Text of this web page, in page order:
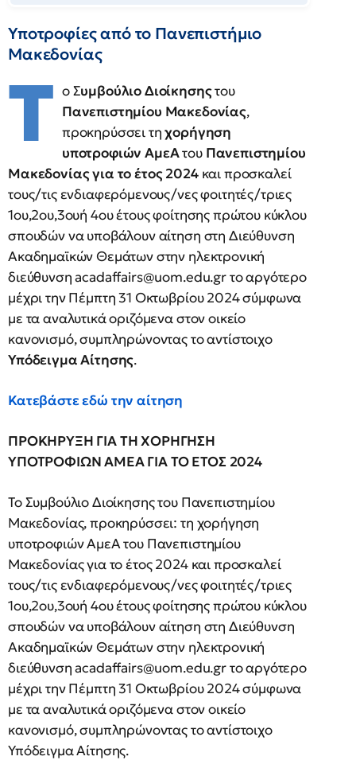
Υποτροφίες από το Πανεπιστήμιο
Μακεδονίας
Τ ο Συμβούλιο Διοίκησηςτου
Πανεπιστημίου Μακεδονίας,
προκηρύσσει τηχορήγηση
υποτροφιών ΑμεΑτουΠανεπιστημίου
Μακεδονίας για το έτος 2024και προσκαλεί
τους/τις ενδιαφερόμενους/νες φοιτητές/τριες
1ου,2ου,3ουή 4ου έτους φοίτησης πρώτου κύκλου
σπουδών να υποβάλουν αίτηση στη Διεύθυνση
Ακαδημαϊκών Θεμάτων στην ηλεκτρονική
διεύθυνσηacadaffairs@uom.edu.grτο αργότερο
μέχρι την Πέμπτη 31 Οκτωβρίου 2024 σύμφωνα
με τα αναλυτικά οριζόμενα στον οικείο
κανονισμό, συμπληρώνοντας το αντίστοιχο
Υπόδειγμα Αίτησης.
Κατεβάστε εδώ την αίτηση
ΠΡΟΚΗΡΥΞΗ ΓΙΑ ΤΗ ΧΟΡΗΓΗΣΗ
ΥΠΟΤΡΟΦΙΩΝ ΑΜΕΑ ΓΙΑ ΤΟ ΕΤΟΣ 2024
Το Συμβούλιο Διοίκησης του Πανεπιστημίου
Μακεδονίας, προκηρύσσει: τη χορήγηση
υποτροφιών ΑμεΑ του Πανεπιστημίου
Μακεδονίας για το έτος 2024 και προσκαλεί
τους/τις ενδιαφερόμενους/νες φοιτητές/τριες
1ου,2ου,3ουή 4ου έτους φοίτησης πρώτου κύκλου
σπουδών να υποβάλουν αίτηση στη Διεύθυνση
Ακαδημαϊκών Θεμάτων στην ηλεκτρονική
διεύθυνσηacadaffairs@uom.edu.grτο αργότερο
μέχρι την Πέμπτη 31 Οκτωβρίου 2024 σύμφωνα
με τα αναλυτικά οριζόμενα στον οικείο
κανονισμό, συμπληρώνοντας το αντίστοιχο
Υπόδειγμα Αίτησης.